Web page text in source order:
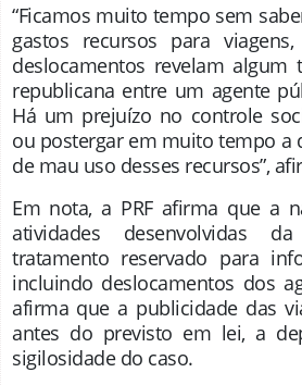
“Ficamos muito tempo sem
gastos recursos para
deslocamentos revelam algum
republicana entre um agente
Há um prejuízo no controle
ou postergar em muito tempo a
de mau uso desses recursos”,
Em nota, a PRF afirma que a
atividades desenvolvidas
tratamento reservado para
incluindo deslocamentos dos
afirma que a publicidade das
antes do previsto em lei, a
sigilosidade do caso.